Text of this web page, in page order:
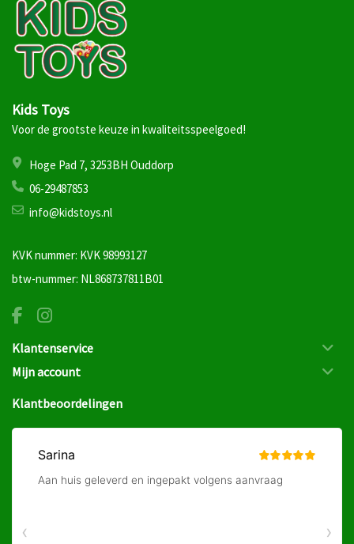
Kids Toys
Voor de grootste keuze in kwaliteitsspeelgoed!
Hoge Pad 7, 3253BH Ouddorp
06-29487853
info@kidstoys.nl
KVK nummer: KVK 98993127
btw-nummer: NL868737811B01
Klantenservice
Mijn account
Klantbeoordelingen